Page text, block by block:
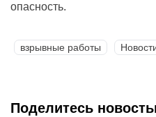
опасность.
взрывные работы
Поделитесь